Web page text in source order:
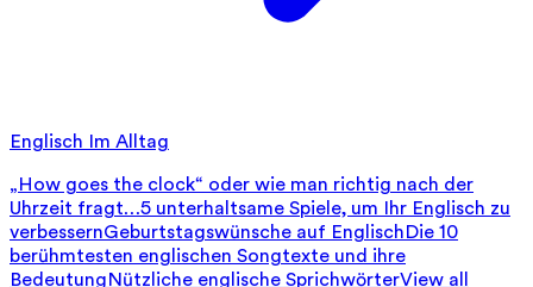
Englisch Im Alltag
„How goes the clock“ oder wie man richtig nach der
Uhrzeit fragt…5 unterhaltsame Spiele, um Ihr Englisch zu
verbessernGeburtstagswünsche auf EnglischDie 10
berühmtesten englischen Songtexte und ihre
BedeutungNützliche englische SprichwörterView all